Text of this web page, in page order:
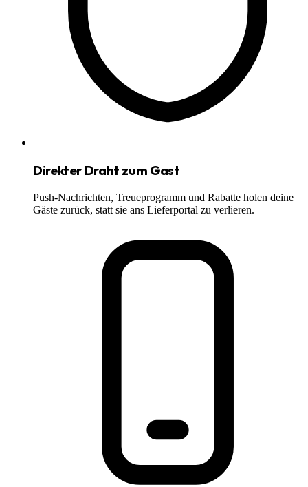
Direkter Draht zum Gast
Push-Nachrichten, Treueprogramm und Rabatte holen deine
Gäste zurück, statt sie ans Lieferportal zu verlieren.